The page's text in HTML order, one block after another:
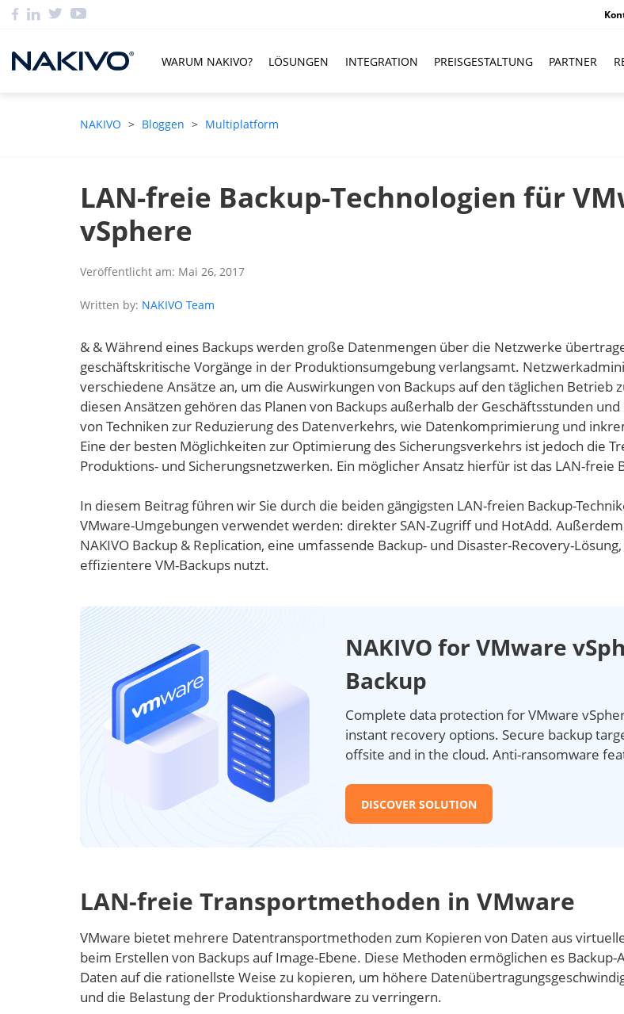
WARUM NAKIVO? LÖSUNGEN INTEGRATION PREISGESTALTUNG PARTNER
NAKIVO > Bloggen > Multiplatform
LAN-freie Backup-Technologien für
vSphere
Veröffentlicht am: Mai 26, 2017
Written by: NAKIVO Team
& & Während eines Backups werden große Datenmengen über die Netzwerke
geschäftskritische Vorgänge in der Produktionsumgebung verlangsamt.
verschiedene Ansätze an, um die Auswirkungen von Backups auf den täglichen Betrieb
diesen Ansätzen gehören das Planen von Backups außerhalb der Geschäftsstunden
von Techniken zur Reduzierung des Datenverkehrs, wie Datenkomprimierung und
Eine der besten Möglichkeiten zur Optimierung des Sicherungsverkehrs ist jedoch die
Produktions- und Sicherungsnetzwerken. Ein möglicher Ansatz hierfür ist das LAN-freie
In diesem Beitrag führen wir Sie durch die beiden gängigsten LAN-freien Backup-
VMware-Umgebungen verwendet werden: direkter SAN-Zugriff und HotAdd.
NAKIVO Backup & Replication, eine umfassende Backup- und Disaster-Recovery-
effizientere VM-Backups nutzt.
NAKIVO for VMware
Backup
Complete data protection for VMware
instant recovery options. Secure backup
offsite and in the cloud. Anti-ransomware
DISCOVER SOLUTION
LAN-freie Transportmethoden in VMware
VMware bietet mehrere Datentransportmethoden zum Kopieren von Daten aus
beim Erstellen von Backups auf Image-Ebene. Diese Methoden ermöglichen es Backup-
Daten auf die rationellste Weise zu kopieren, um höhere
und die Belastung der Produktionshardware zu verringern.